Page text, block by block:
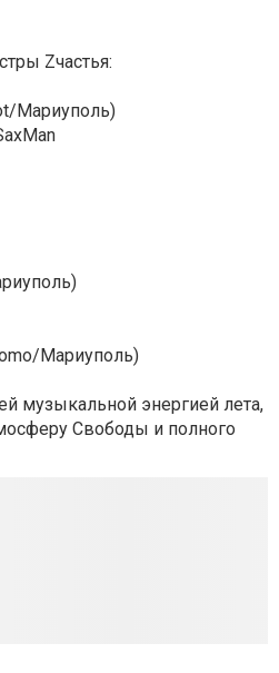
Zчастья:
Мариуполь)
Мариуполь)
музыкальной энергией лета,
Свободы и полного